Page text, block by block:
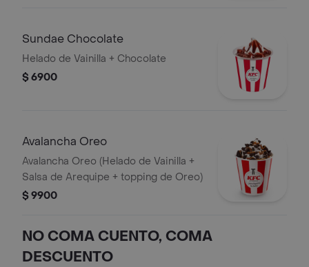
Sundae Chocolate
Helado de Vainilla + Chocolate
$ 6900
Avalancha Oreo
Avalancha Oreo (Helado de Vainilla +
Salsa de Arequipe + topping de Oreo)
$ 9900
NO COMA CUENTO, COMA
DESCUENTO